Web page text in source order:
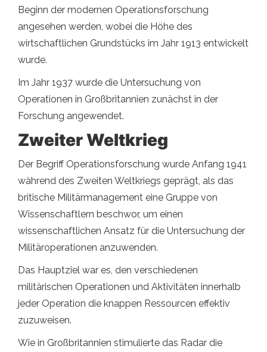
Beginn der modernen Operationsforschung
angesehen werden, wobei die Höhe des
wirtschaftlichen Grundstücks im Jahr 1913 entwickelt
wurde.
Im Jahr 1937 wurde die Untersuchung von
Operationen in Großbritannien zunächst in der
Forschung angewendet.
Zweiter Weltkrieg
Der Begriff Operationsforschung wurde Anfang 1941
während des Zweiten Weltkriegs geprägt, als das
britische Militärmanagement eine Gruppe von
Wissenschaftlern beschwor, um einen
wissenschaftlichen Ansatz für die Untersuchung der
Militäroperationen anzuwenden.
Das Hauptziel war es, den verschiedenen
militärischen Operationen und Aktivitäten innerhalb
jeder Operation die knappen Ressourcen effektiv
zuzuweisen.
Wie in Großbritannien stimulierte das Radar die